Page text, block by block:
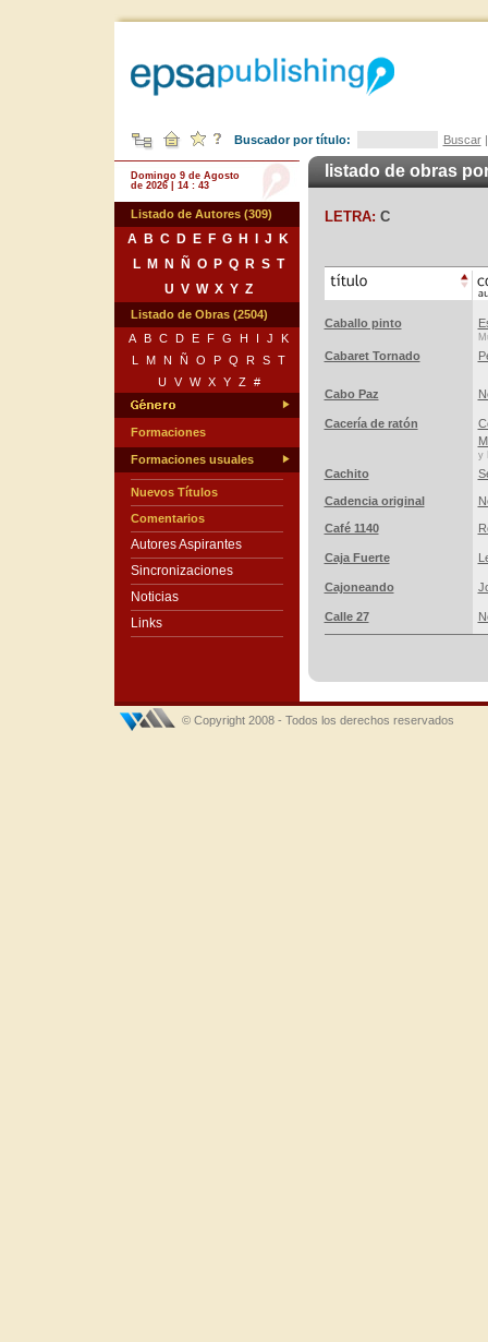
Buscador por título: Buscar
Domingo 9 de Agosto
de 2026 | 14 : 43
Listado de Autores (309)
A B C D E F G H J
K
L
M N Ñ O P Q R S T
U V W X Y Z
Listado de Obras (2504)
A
B C D E F G H I J
K
L
M N Ñ O P Q R S T
U
V W X Y Z #
Formaciones
Formaciones usuales
Nuevos Títulos
Comentarios
Autores Aspirantes
Sincronizaciones
Noticias
Links
listado de obras
LETRA: C
Caballo pinto
Cabaret Tornado
Cabo Paz
Cacería de ratón
y
Cachito
Cadencia original
Café 1140
Caja Fuerte
Cajoneando
Calle 27
© Copyright 2008 - Todos los derechos reservados